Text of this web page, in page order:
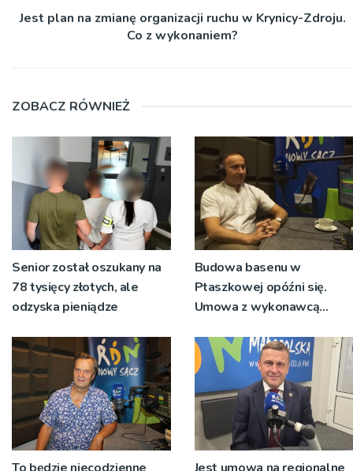
Jest plan na zmianę organizacji ruchu w Krynicy-Zdroju.
Co z wykonaniem?
ZOBACZ RÓWNIEŻ
Senior został oszukany na
78 tysięcy złotych, ale
odzyska pieniądze
Budowa basenu w
Ptaszkowej opóźni się.
Umowa z wykonawcą
nie zostanie podpisana